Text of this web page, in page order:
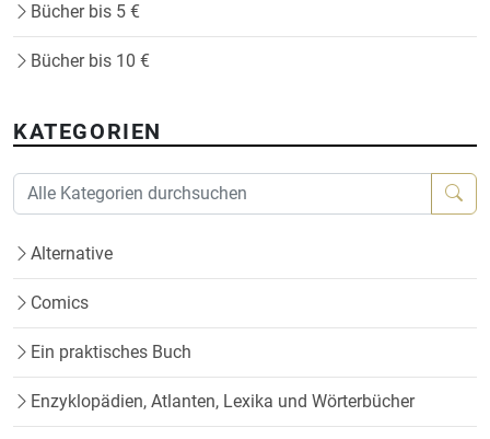
Bücher bis 5 €
Bücher bis 10 €
KATEGORIEN
Alternative
Comics
Ein praktisches Buch
Enzyklopädien, Atlanten, Lexika und Wörterbücher